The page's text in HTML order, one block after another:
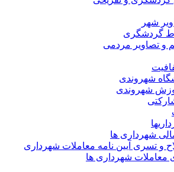
شهر
گردشگری
و تصاویر مردمی
شهروندی
شهروندی
مالی شهرداری ها
و تسری آیین نامه معاملات شهرداری
ی معاملات شهرداری ها